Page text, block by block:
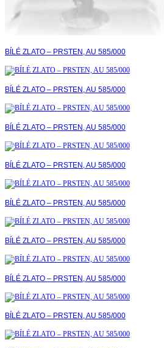
BÍLÉ ZLATO – PRSTEN, AU 585/000
BÍLÉ ZLATO – PRSTEN, AU 585/000
BÍLÉ ZLATO – PRSTEN, AU 585/000
BÍLÉ ZLATO – PRSTEN, AU 585/000
BÍLÉ ZLATO – PRSTEN, AU 585/000
BÍLÉ ZLATO – PRSTEN, AU 585/000
BÍLÉ ZLATO – PRSTEN, AU 585/000
BÍLÉ ZLATO – PRSTEN, AU 585/000